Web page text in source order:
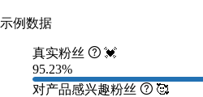
示例数据
真实粉丝  💓
95.23%
对产品感兴趣粉丝  🥰